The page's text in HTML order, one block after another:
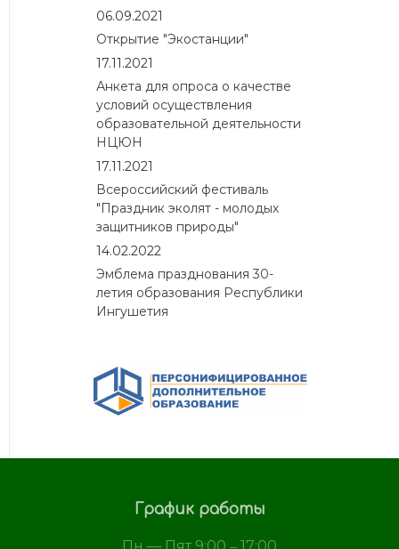
06.09.2021
Открытие "Экостанции"
17.11.2021
Анкета для опроса о качестве
условий осуществления
образовательной деятельности
НЦЮН
17.11.2021
Всероссийский фестиваль
"Праздник эколят - молодых
защитников природы"
14.02.2022
Эмблема празднования 30-
летия образования Республики
Ингушетия
График работы
Пн — Пят 9:00 ‒ 17:00